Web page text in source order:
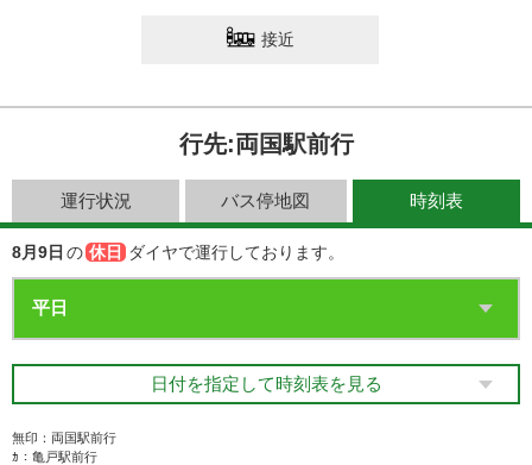
接近
行先:両国駅前行
運行状況 バス停地図 時刻表
8月9日 の 休日 ダイヤで運行しております。
日付を指定して時刻表を見る
無印：両国駅前行
ｶ：亀戸駅前行